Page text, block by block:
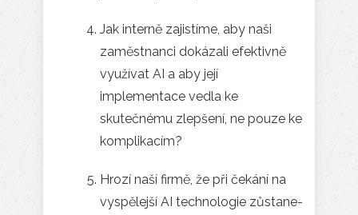
Jak interně zajistíme, aby naši
zaměstnanci dokázali efektivně
využívat AI a aby její
implementace vedla ke
skutečnému zlepšení, ne pouze ke
komplikacím?
Hrozí naší firmě, že při čekání na
vyspělejší AI technologie zů­sta­ne­